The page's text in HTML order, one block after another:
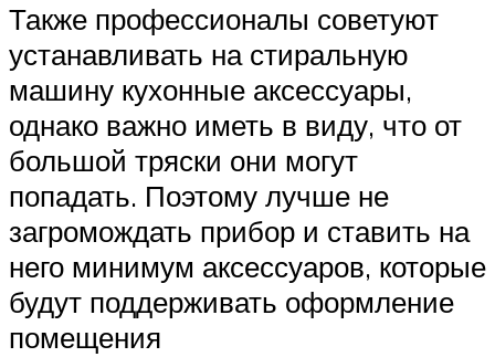
Также профессионалы советуют
устанавливать на стиральную
машину кухонные аксессуары,
однако важно иметь в виду, что от
большой тряски они могут
попадать. Поэтому лучше не
загромождать прибор и ставить на
него минимум аксессуаров, которые
будут поддерживать оформление
помещения